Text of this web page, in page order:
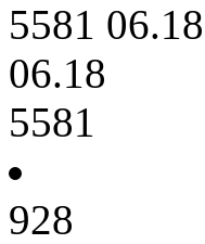
5581 06.18
06.18
5581
928